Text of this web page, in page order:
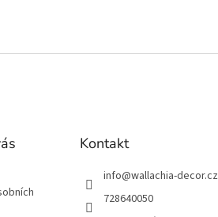
Kontakt
info@wallachia-decor.cz
728640050